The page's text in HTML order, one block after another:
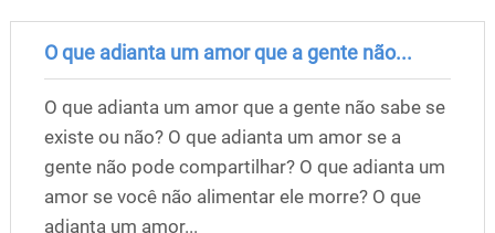
O que adianta um amor que a gente não...
O que adianta um amor que a gente não sabe se
existe ou não? O que adianta um amor se a
gente não pode compartilhar? O que adianta um
amor se você não alimentar ele morre? O que
adianta um amor...